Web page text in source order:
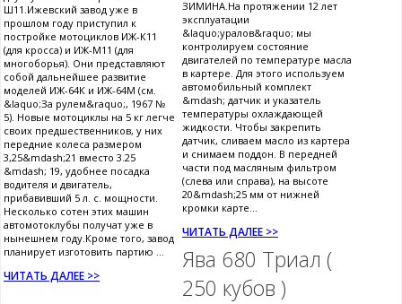
Ш11.Ижевский завод уже в
прошлом году приступил к
постройке мотоциклов ИЖ-К11
(для кросса) и ИЖ-М11 (для
многоборья). Они представляют
собой дальнейшее развитие
моделей ИЖ-64К и ИЖ-64М (см.
&laquo;За рулем&raquo;, 1967 №
5). Новые мотоциклы на 5 кг легче
своих предшественников, у них
передние колеса размером
3,25&mdash;21 вместо 3.25
&mdash; 19, удобнее посадка
водителя и двигатель,
прибавивший 5 л. с. мощности.
Несколько сотен этих машин
автомотоклубы получат уже в
нынешнем году.Кроме того, завод
планирует изготовить партию ...
ЧИТАТЬ ДАЛЕЕ >>
ЗИМИНА.На протяжении 12 лет
эксплуатации
&laquo;уралов&raquo; мы
контролируем состояние
двигателей по температуре масла
в картере. Для этого используем
автомобильный комплект
&mdash; датчик и указатель
температуры охлаждающей
жидкости. Чтобы закрепить
датчик, сливаем масло из картера
и снимаем поддон. В передней
части под масляным фильтром
(слева или справа), на высоте
20&mdash;25 мм от нижней
кромки карте...
ЧИТАТЬ ДАЛЕЕ >>
Ява 680 Триал (
250 кубов )